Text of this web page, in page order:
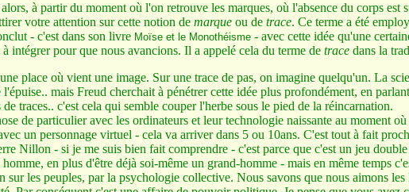
à partir du moment où l'on retrouve les marques, où l'absence du corps est
votre attention sur cette notion de marque ou de trace. Ce terme a été
- c'est dans son livre Moïse et le Monothéisme - avec cette idée qu'une
intégrer pour que nous avancions. Il a appelé cela du terme de trace dans la
place où vient une image. Sur une trace de pas, on imagine quelqu'un. La
mais Freud cherchait à pénétrer cette idée plus profondément, en
traces.. c'est cela qui semble couper l'herbe sous le pied de la réincarnation.
de particulier avec les ordinateurs et leur technologie naissante au moment
un personnage virtuel - cela va arriver dans 5 ou 10ans. C'est tout à fait
Nillon - si je me suis bien fait comprendre - c'est parce que c'est un jeu
en plus d'être déjà soi-même un grand-homme - mais en même temps
sur les peuples, par la psychologie collective. Nous savons que nous aimons